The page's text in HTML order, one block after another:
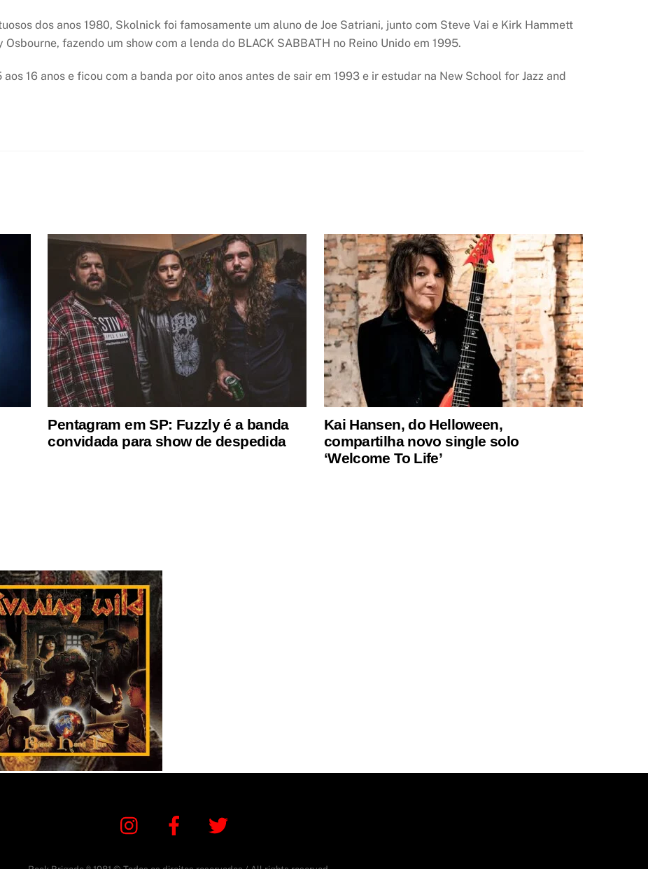
dos anos 1980, Skolnick foi famosamente um aluno de Joe Satriani, junto com Steve Vai e Kirk Hammett
fazendo um show com a lenda do BLACK SABBATH no Reino Unido em 1995.
16 anos e ficou com a banda por oito anos antes de sair em 1993 e ir estudar na New School for Jazz and
Pentagram em SP: Fuzzly é a banda
convidada para show de despedida
Kai Hansen, do Helloween,
compartilha novo single solo
‘Welcome To Life’
Instagram Facebook